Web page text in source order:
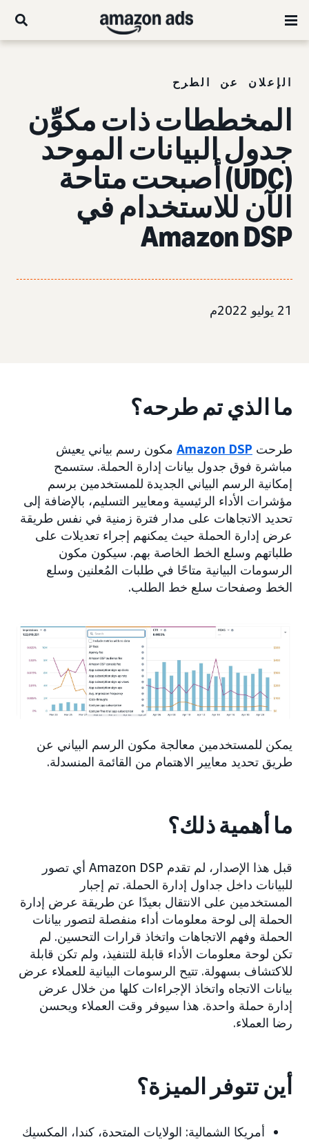
الإعلان عن الطرح
المخططات ذاتمكوِّن
جدول البيانات الموحد
(UDC)
أصبحت متاحة
الآن للاستخدام في
Amazon DSP
21 يوليو 2022م
ما الذي تم طرحه؟
طرحت Amazon DSP مكون رسم بياني يعيش
مباشرة فوق جدول بيانات إدارة الحملة. ستسمح
إمكانية الرسم البياني الجديدة للمستخدمين برسم
مؤشرات الأداء الرئيسية ومعايير التسليم، بالإضافة إلى
تحديد الاتجاهات على مدار فترة زمنية في نفس طريقة
عرض إدارة الحملة حيث يمكنهم إجراء تعديلات على
طلباتهم وسلع الخط الخاصة بهم. سيكون مكون
الرسومات البيانية متاحًا في طلبات المُعلنين وسلع
الخط وصفحات سلع خط الطلب.
يمكن للمستخدمين معالجة مكون الرسم البياني عن
طريق تحديد معايير الاهتمام من القائمة المنسدلة.
ما أهمية ذلك؟
قبل هذا الإصدار، لم تقدم Amazon DSP أي تصور
للبيانات داخل جداول إدارة الحملة. تم إجبار
المستخدمين على الانتقال بعيدًا عن طريقة عرض إدارة
الحملة إلى لوحة معلومات أداء منفصلة لتصور بيانات
الحملة وفهم الاتجاهات واتخاذ قرارات التحسين. لم
تكن لوحة معلومات الأداء قابلة للتنفيذ، ولم تكن قابلة
للاكتشاف بسهولة. تتيح الرسومات البيانية للعملاء عرض
بيانات الاتجاه واتخاذ الإجراءات كلها من خلال عرض
إدارة حملة واحدة. هذا سيوفر وقت العملاء ويحسن
رضا العملاء.
أين تتوفر الميزة؟
أمريكا الشمالية: الولايات المتحدة، كندا، المكسيك